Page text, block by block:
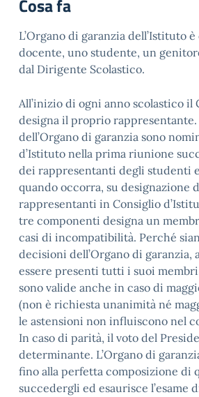
Cosa fa
L’Organo di garanzia dell’Istituto
docente, uno studente, un
dal Dirigente Scolastico.
All’inizio di ogni anno scolastico il
designa il proprio
dell’Organo di garanzia sono
d’Istituto nella prima riunione
dei rappresentanti degli studenti
quando occorra, su designazione
rappresentanti in Consiglio
tre componenti designa un
casi di incompatibilità. Perché
decisioni dell’Organo di garanzia,
essere presenti tutti i suoi
sono valide anche in caso di
(non è richiesta unanimità né
le astensioni non influiscono nel
In caso di parità, il voto del
determinante. L’Organo di
fino alla perfetta composizione di
succedergli ed esaurisce l’esame